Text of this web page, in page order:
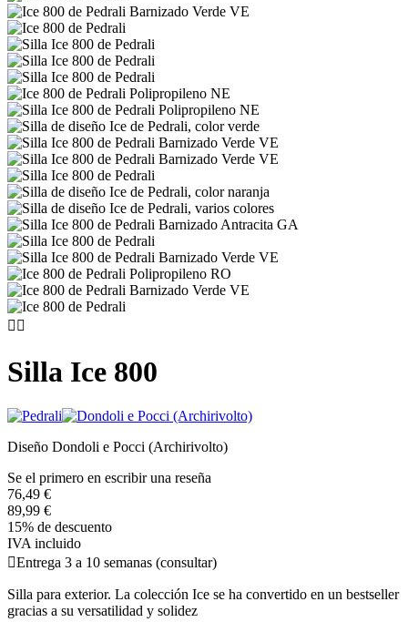
 
Silla Ice 800
Diseño Dondoli e Pocci (Archirivolto)
Se el primero en escribir una reseña
76,49 €
89,99 €
15% de descuento
IVA incluido
Entrega 3 a 10 semanas (consultar)
Silla para exterior. La colección Ice se ha convertido en un bestseller
gracias a su versatilidad y solidez